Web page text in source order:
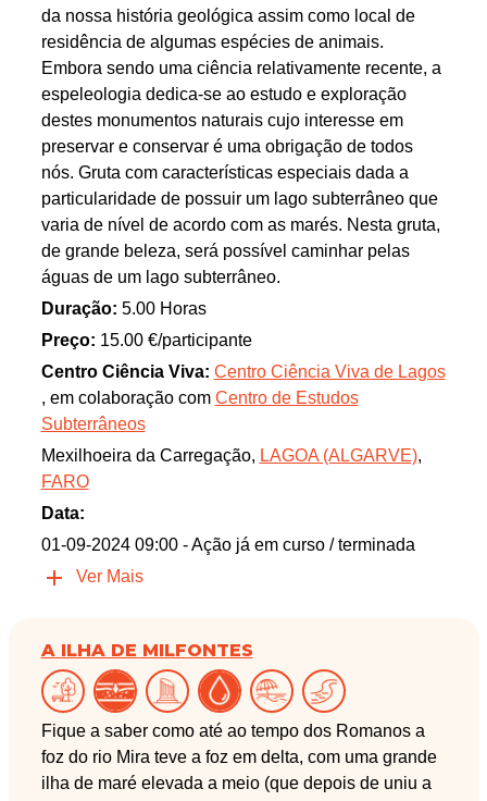
da nossa história geológica assim como local de
residência de algumas espécies de animais.
Embora sendo uma ciência relativamente recente, a
espeleologia dedica-se ao estudo e exploração
destes monumentos naturais cujo interesse em
preservar e conservar é uma obrigação de todos
nós. Gruta com características especiais dada a
particularidade de possuir um lago subterrâneo que
varia de nível de acordo com as marés. Nesta gruta,
de grande beleza, será possível caminhar pelas
águas de um lago subterrâneo.
Duração: 5.00 Horas
Preço: 15.00 €/participante
Centro Ciência Viva: Centro Ciência Viva de Lagos
, em colaboração com Centro de Estudos
Subterrâneos
Mexilhoeira da Carregação, LAGOA (ALGARVE),
FARO
Data:
01-09-2024 09:00 - Ação já em curso / terminada
Ver Mais
A ILHA DE MILFONTES
Fique a saber como até ao tempo dos Romanos a
foz do rio Mira teve a foz em delta, com uma grande
ilha de maré elevada a meio (que depois de uniu a